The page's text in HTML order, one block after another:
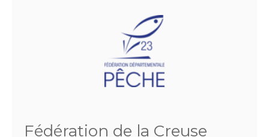
Fédération de la Creuse